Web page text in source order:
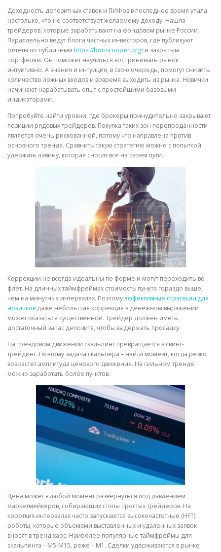
Доходность депозитных ставок и ПИФов в последнее время упала
настолько, что не соответствует желаемому доходу. Нашла
трейдеров, которые зарабатывают на фондовом рынке России.
Параллельно ведут блоги частных инвесторов, где публикуют
отчеты по публичным https://boriscooper.org/и закрытым
портфелям. Он поможет научиться воспринимать рынок
интуитивно. А знания и интуиция, в свою очередь, помогут снизить
количество ложных входов и вовремя выходить из рынка. Новички
начинают нарабатывать опыт с простейшими базовыми
индикаторами.
Попробуйте найти уровни, где брокеры принудительно закрывают
позиции рядовых трейдеров. Покупка таких зон перепроданности
является очень рискованной, потому что направлена против
основного тренда. Сравнить такую стратегию можно с попыткой
удержать лавину, которая сносит все на своем пути.
Коррекции не всегда идеальны по форме и могут переходить во
флет. На длинных таймфреймах стоимость пункта гораздо выше,
чем на минутных интервалах. Поэтому эффективные стратегии для
новичков даже небольшая коррекция в денежном выражении
может оказаться существенной. Трейдер должен иметь
достаточный запас депозита, чтобы выдержать просадку.
На трендовом движении скальпинг превращается в свинг-
трейдинг. Поэтому задача скальпера – найти момент, когда резко
возрастет амплитуда ценового движения. На сильном тренде
можно заработать более пунктов.
Цена может в любой момент развернуться под давлением
маркетмейкеров, собирающих стопы простых трейдеров. На
коротких интервалах часто запускаются высокочастотные (HFT)
роботы, которые объемами выставленных и удаленных заявок
вносят в тренд хаос. Наиболее популярные таймфреймы для
скальпинга – М5-М15, реже – М1. Сделки удерживаются в рынке